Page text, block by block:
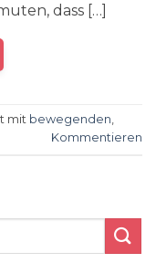
dass […]
mit bewegenden
Kommentieren